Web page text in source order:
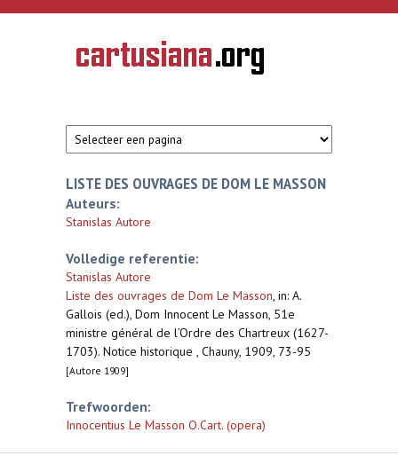
Overslaan en naar de inhoud gaan
CARTUSIANA
Geschiedenis
van de
LISTE DES OUVRAGES DE DOM LE MASSON
Auteurs:
Stanislas Autore
Volledige referentie:
Stanislas Autore
Liste des ouvrages de Dom Le Masson, in: A.
Gallois (ed.), Dom Innocent Le Masson, 51e
ministre général de l’Ordre des Chartreux (1627-
1703). Notice historique , Chauny, 1909, 73-95
[Autore 1909]
Trefwoorden:
Innocentius Le Masson O.Cart. (opera)